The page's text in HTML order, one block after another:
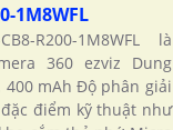
1M8WFL
R200-1M8WFL là
360 ezviz Dung
mAh Độ phân giải
điểm kỹ thuật như